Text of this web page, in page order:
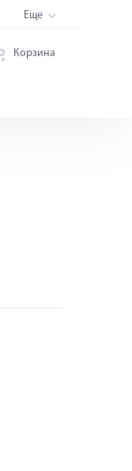
Еще
Корзина